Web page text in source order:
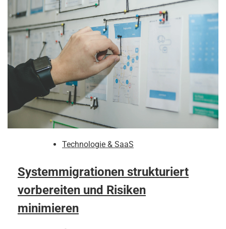
Technologie & SaaS
Systemmigrationen strukturiert
vorbereiten und Risiken
minimieren